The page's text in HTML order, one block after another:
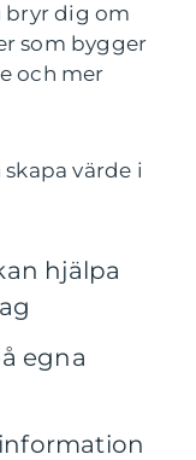
bryr dig om
som bygger
och mer
värde i
hjälpa
egna